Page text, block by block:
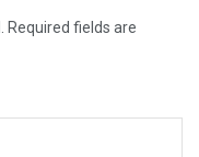
Required fields are